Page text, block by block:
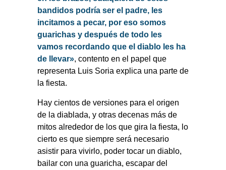
bandidos podría ser el padre, les
incitamos a pecar, por eso somos
guarichas y después de todo les
vamos recordando que el diablo les ha
de llevar», contento en el papel que
representa Luis Soria explica una parte de
la fiesta.
Hay cientos de versiones para el origen
de la diablada, y otras decenas más de
mitos alrededor de los que gira la fiesta, lo
cierto es que siempre será necesario
asistir para vivirlo, poder tocar un diablo,
bailar con una guaricha, escapar del